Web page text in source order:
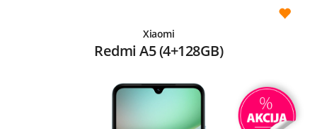
Xiaomi
Redmi A5 (4+128GB)